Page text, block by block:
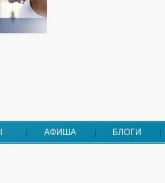
АФИША БЛОГИ